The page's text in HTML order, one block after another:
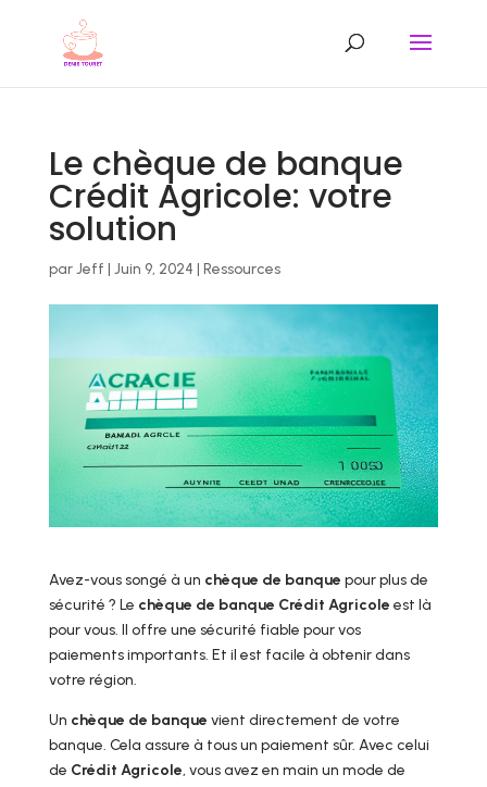
Le chèque de banque
Crédit Agricole: votre
solution
parJeff | Juin 9, 2024 | Ressources
Avez-vous songé à un chèque de banque pour plus de
sécurité ? Le chèque de banque Crédit Agricole est là
pour vous. Il offre une sécurité fiable pour vos
paiements importants. Et il est facile à obtenir dans
votre région.
Un chèque de banque vient directement de votre
banque. Cela assure à tous un paiement sûr. Avec celui
de Crédit Agricole, vous avez en main un mode de